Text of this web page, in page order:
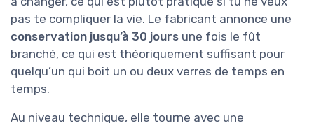
pas te compliquer la vie. Le fabricant annonce une
conservation jusqu’à 30 jours une fois le fût
branché, ce qui est théoriquement suffisant pour
quelqu’un qui boit un ou deux verres de temps en
temps.
Au niveau technique, elle tourne avec une